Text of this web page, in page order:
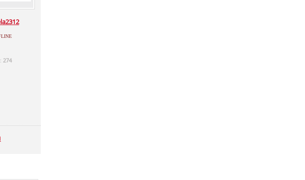
274